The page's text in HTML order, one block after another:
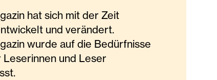
hat sich mit der Zeit
und verändert.
wurde auf die Bedürfnisse
Leserinnen und Leser